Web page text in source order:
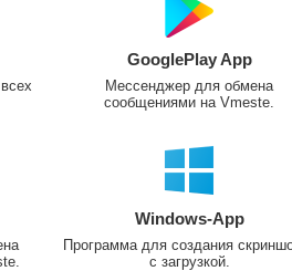
GooglePlay App
Мессенджер для обмена
сообщениями на Vmeste.
Windows-App
Программа для создания
с загрузкой.